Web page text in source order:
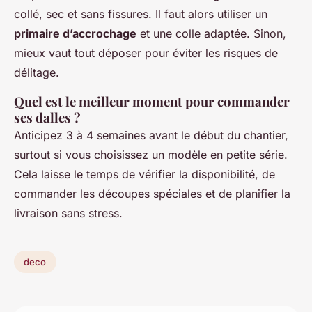
collé, sec et sans fissures. Il faut alors utiliser un
primaire d’accrochage et une colle adaptée. Sinon,
mieux vaut tout déposer pour éviter les risques de
délitage.
Quel est le meilleur moment pour commander
ses dalles ?
Anticipez 3 à 4 semaines avant le début du chantier,
surtout si vous choisissez un modèle en petite série.
Cela laisse le temps de vérifier la disponibilité, de
commander les découpes spéciales et de planifier la
livraison sans stress.
deco